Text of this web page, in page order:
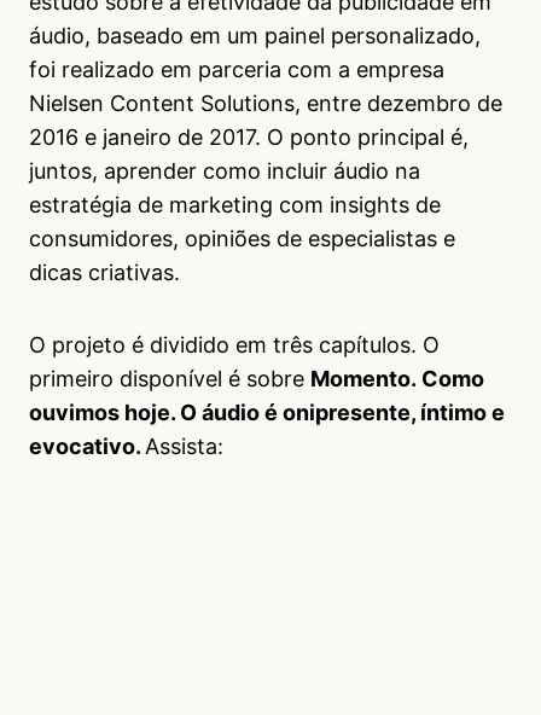
áudio, baseado em um painel personalizado,
foi realizado em parceria com a empresa
Nielsen Content Solutions, entre dezembro de
2016 e janeiro de 2017. O ponto principal é,
juntos, aprender como incluir áudio na
estratégia de marketing com insights de
consumidores, opiniões de especialistas e
dicas criativas.
O projeto é dividido em três capítulos. O
primeiro disponível é sobre Momento. Como
ouvimos hoje. O áudio é onipresente, íntimo e
evocativo. Assista: